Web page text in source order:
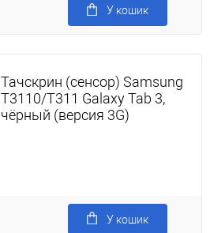
У кошик
Тачскрин (сенсор) Samsung
T3110/T311 Galaxy Tab 3,
чёрный (версия 3G)
У кошик